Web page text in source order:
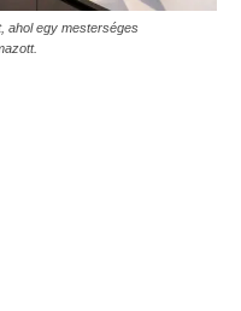
ahol egy mesterséges